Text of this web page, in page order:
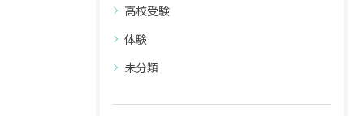
高校受験
体験
未分類